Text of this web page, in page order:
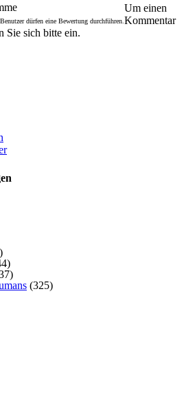
dürfen eine Bewertung durchführen.
Um einen
Kommentar
Sie sich bitte ein.
(325)